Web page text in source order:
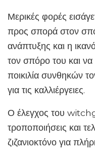
Μερικές φορές
προς σπορά στον
ανάπτυξης και η
τον σπόρο του και να
ποικιλία συνθηκών
για τις καλλιέργειες.
Ο έλεγχος του
τροποποιήσεις και
ζιζανιοκτόνο για